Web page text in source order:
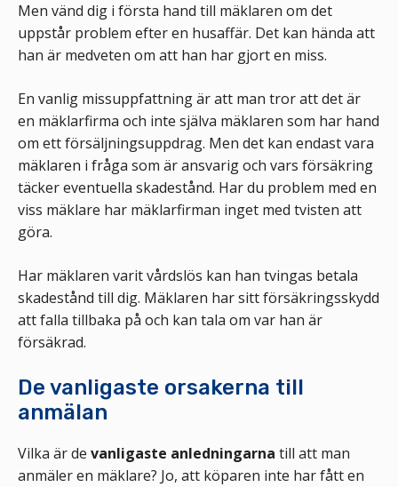
Men vänd dig i första hand till mäklaren om det
uppstår problem efter en husaffär. Det kan hända att
han är medveten om att han har gjort en miss.
En vanlig missuppfattning är att man tror att det är
en mäklarfirma och inte själva mäklaren som har hand
om ett försäljningsuppdrag. Men det kan endast vara
mäklaren i fråga som är ansvarig och vars försäkring
täcker eventuella skadestånd. Har du problem med en
viss mäklare har mäklarfirman inget med tvisten att
göra.
Har mäklaren varit vårdslös kan han tvingas betala
skadestånd till dig. Mäklaren har sitt försäkringsskydd
att falla tillbaka på och kan tala om var han är
försäkrad.
De vanligaste orsakerna till
anmälan
Vilka är de vanligaste anledningarna till att man
anmäler en mäklare? Jo, att köparen inte har fått en